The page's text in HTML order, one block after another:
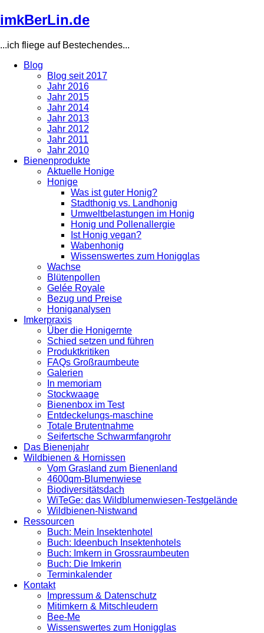
Direkt
zum
imkBerLin.de
...ich fliege auf Bestechendes...
navigation
Blog
Blog seit 2017
Jahr 2016
Jahr 2015
Jahr 2014
Jahr 2013
Jahr 2012
Jahr 2011
Jahr 2010
Bienenprodukte
Aktuelle Honige
Honige
Was ist guter Honig?
Stadthonig vs. Landhonig
Umweltbelastungen im Honig
Honig und Pollenallergie
Ist Honig vegan?
Wabenhonig
Wissenswertes zum Honigglas
Wachse
Blütenpollen
Gelée Royale
Bezug und Preise
Honiganalysen
Imkerpraxis
Über die Honigernte
Schied setzen und führen
Produktkritiken
FAQs Großraumbeute
Galerien
In memoriam
Stockwaage
Bienenbox im Test
Entdeckelungs-maschine
Totale Brutentnahme
Seifertsche Schwarmfangrohr
Das Bienenjahr
Wildbienen & Hornissen
Vom Grasland zum Bienenland
4600qm-Blumenwiese
Biodiversitätsdach
WiTeGe: das Wildblumenwiesen-Testgelände
Wildbienen-Nistwand
Ressourcen
Buch: Mein Insektenhotel
Buch: Ideenbuch Insektenhotels
Buch: Imkern in Grossraumbeuten
Buch: Die Imkerin
Terminkalender
Kontakt
Impressum & Datenschutz
Mitimkern & Mitschleudern
Bee-Me
Wissenswertes zum Honigglas